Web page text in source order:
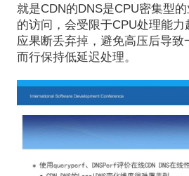
就是CDN的DNS是CPU密集型
的访问，会受限于CPU处理能
应果断丢弃掉，避免高压后导致
而行保持低延迟处理。